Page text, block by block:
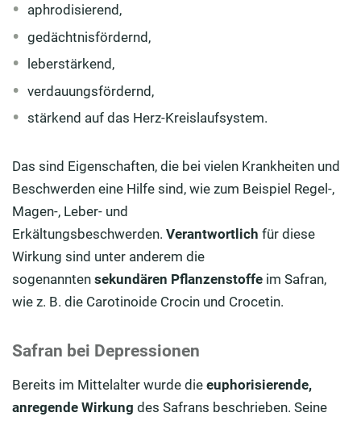
aphrodisierend,
gedächtnisfördernd,
leberstärkend,
verdauungsfördernd,
stärkend auf das Herz-Kreislaufsystem.
Das sind Eigenschaften, die bei vielen Krankheiten und
Beschwerden eine Hilfe sind, wie zum Beispiel Regel-,
Magen-, Leber- und
Erkältungsbeschwerden. Verantwortlich für diese
Wirkung sind unter anderem die
sogenannten sekundären Pflanzenstoffe im Safran,
wie z. B. die Carotinoide Crocin und Crocetin.
Safran bei Depressionen
Bereits im Mittelalter wurde die euphorisierende,
anregende Wirkung des Safrans beschrieben. Seine